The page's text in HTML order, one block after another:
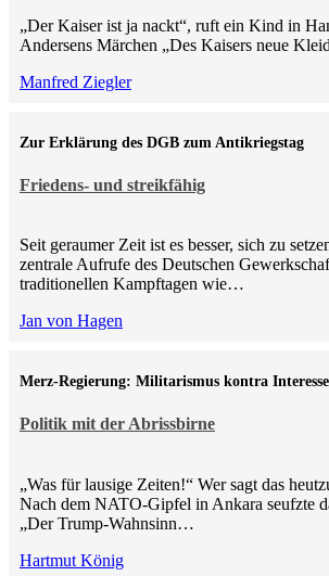
„Der Kaiser ist ja nackt“, ruft ein Kind in
Andersens Märchen „Des Kaisers neue
Manfred Ziegler
Friedens- und streikfähig
Zur Erklärung des DGB zum Antikriegstag
Seit geraumer Zeit ist es besser, sich zu
zentrale Aufrufe des Deutschen
traditionellen Kampftagen wie…
Jan von Hagen
Politik mit der Abrissbirne
Merz-Regierung: Militarismus kontra
„Was für lausige Zeiten!“ Wer sagt das
Nach dem NATO-Gipfel in Ankara seufzte
„Der Trump-Wahnsinn…
Hartmut König